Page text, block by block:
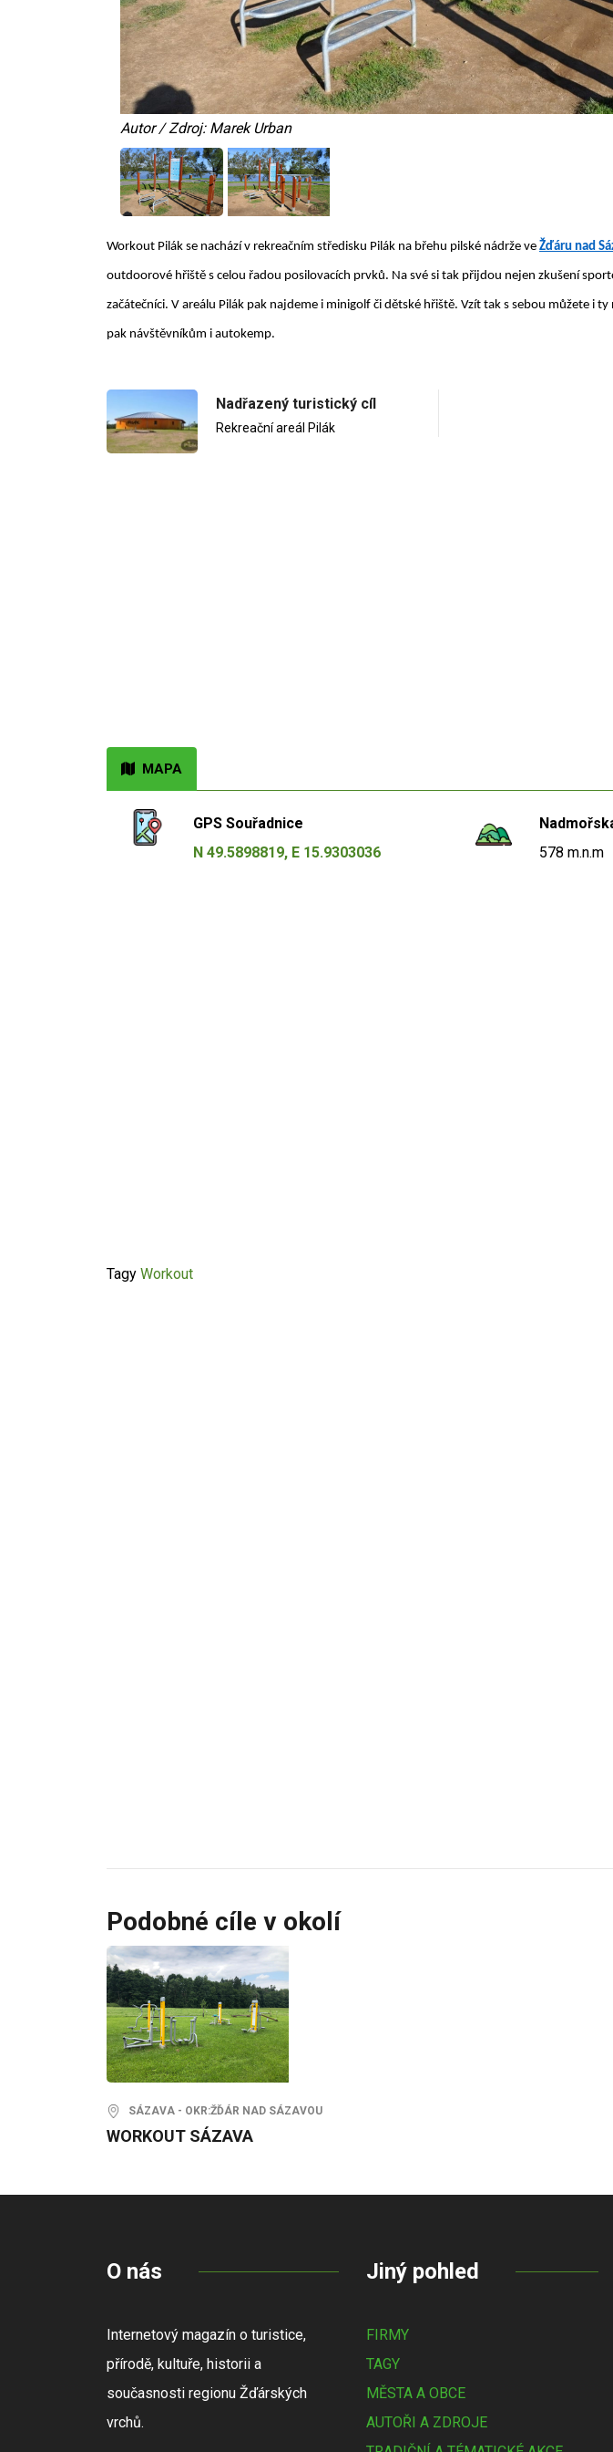
Autor / Zdroj: Marek Urban
Workout Pilák se nachází v rekreačním středisku Pilák na břehu pilské nádrže ve Žďáru nad
outdoorové hřiště s celou řadou posilovacích prvků. Na své si tak přijdou nejen zkušení
začátečníci. V areálu Pilák pak najdeme i minigolf či dětské hřiště. Vzít tak s sebou můžete i
pak návštěvníkům i autokemp.
Nadřazený turistický cíl
Rekreační areál Pilák
MAPA
GPS Souřadnice
N 49.5898819, E 15.9303036
578 m.n.m
Tagy Workout
Podobné cíle v okolí
SÁZAVA - OKR:ŽĎÁR NAD SÁZAVOU
WORKOUT SÁZAVA
O nás
Internetový magazín o turistice,
přírodě, kultuře, historii a
současnosti regionu Žďárských
vrchů.
Jiný pohled
FIRMY
TAGY
MĚSTA A OBCE
AUTOŘI A ZDROJE